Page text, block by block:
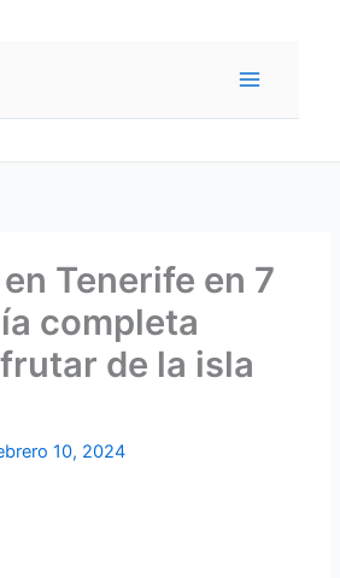
Tenerife en 7
completa
de la isla
10, 2024